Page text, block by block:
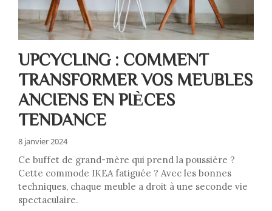
UPCYCLING : COMMENT
TRANSFORMER VOS MEUBLES
ANCIENS EN PIÈCES
TENDANCE
8 janvier 2024
Ce buffet de grand-mère qui prend la poussière ?
Cette commode IKEA fatiguée ? Avec les bonnes
techniques, chaque meuble a droit à une seconde vie
spectaculaire.